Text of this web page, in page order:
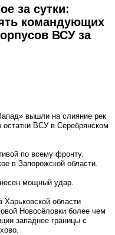
за сутки:
командующих
ВСУ за
вышли на слияние рек
ВСУ в Серебрянском
по всему фронту.
в Запорожской области.
мощный удар.
области
Новосёловки более чем
западнее границы с